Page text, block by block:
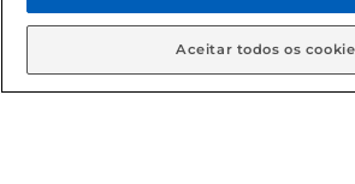
© 2026 Copyright. Todos
reservados
Aceitar todos os